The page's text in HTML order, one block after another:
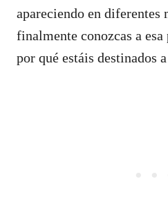
apareciendo en diferentes
finalmente conozcas a esa
por qué estáis destinados